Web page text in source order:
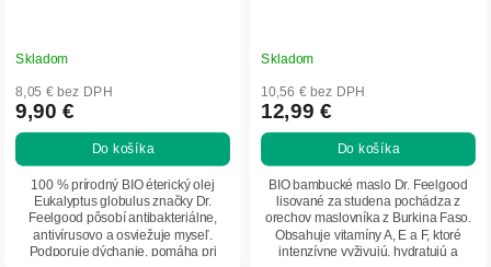
Skladom
8,05 € bez DPH
9,90 €
Do košíka
100 % prírodný BIO éterický olej
Eukalyptus globulus značky Dr.
Feelgood pôsobí antibakteriálne,
antivírusovo a osviežuje myseľ.
Podporuje dýchanie, pomáha pri
Skladom
10,56 € bez DPH
12,99 €
Do košíka
BIO bambucké maslo Dr. Feelgood
lisované za studena pochádza z
orechov maslovníka z Burkina Faso.
Obsahuje vitamíny A, E a F, ktoré
intenzívne vyživujú, hydratujú a